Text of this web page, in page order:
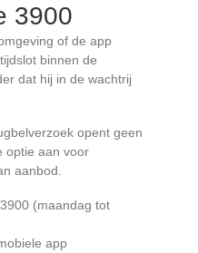
3900
of de app
binnen de
dat hij in de wachtrij
opent geen
optie aan voor
aanbod.
(maandag tot
app